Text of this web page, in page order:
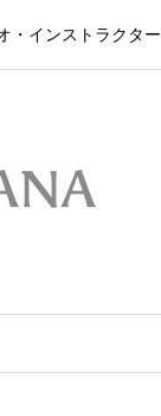
・インストラクター